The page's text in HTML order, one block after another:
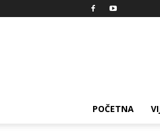
POČETNA